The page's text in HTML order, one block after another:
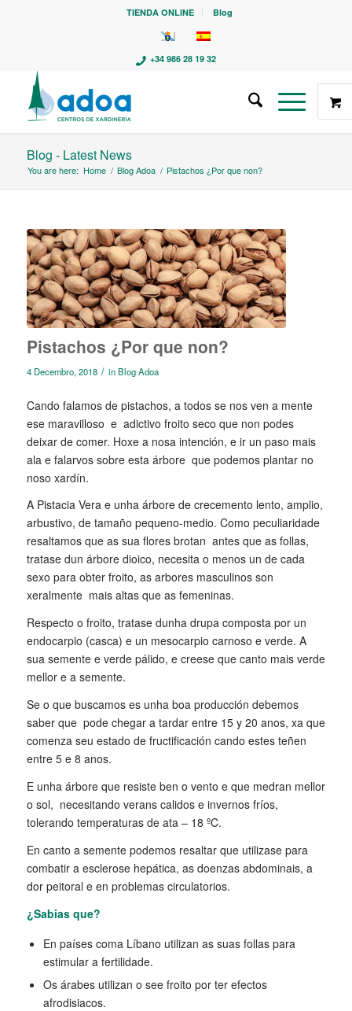
TIENDA ONLINE Blog
+34 986 28 19 32
Blog - Latest News
You are here: Home / Blog Adoa / Pistachos ¿Por que non?
Pistachos ¿Por que non?
4 Decembro, 2018 / inBlog Adoa
Cando falamos de pistachos, a todos se nos ven a mente
ese maravilloso e adictivo froito seco que non podes
deixar de comer. Hoxe a nosa intención, e ir un paso mais
ala e falarvos sobre esta árbore que podemos plantar no
noso xardín.
A Pistacia Vera e unha árbore de crecemento lento, amplio,
arbustivo, de tamaño pequeno-medio. Como peculiaridade
resaltamos que as sua flores brotan antes que as follas,
tratase dun árbore dioico, necesita o menos un de cada
sexo para obter froito, as arbores masculinos son
xeralmente mais altas que as femeninas.
Respecto o froito, tratase dunha drupa composta por un
endocarpio (casca) e un mesocarpio carnoso e verde. A
sua semente e verde pálido, e creese que canto mais verde
mellor e a semente.
Se o que buscamos es unha boa producción debemos
saber que pode chegar a tardar entre 15 y 20 anos, xa que
comenza seu estado de fructificación cando estes teñen
entre 5 e 8 anos.
E unha árbore que resiste ben o vento e que medran mellor
o sol, necesitando verans calidos e invernos fríos,
tolerando temperaturas de ata – 18 ºC.
En canto a semente podemos resaltar que utilizase para
combatir a esclerose hepática, as doenzas abdominais, a
dor peitoral e en problemas circulatorios.
¿Sabias que?
En países coma Líbano utilizan as suas follas para
estimular a fertilidade.
Os árabes utilizan o see froito por ter efectos
afrodisiacos.